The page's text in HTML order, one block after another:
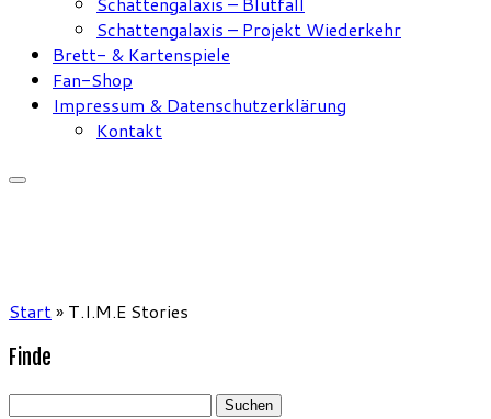
Schattengalaxis – Projekt Wiederkehr
Brett- & Kartenspiele
Fan-Shop
Impressum & Datenschutzerklärung
Kontakt
Start» T.I.M.E Stories
Finde
Suchen